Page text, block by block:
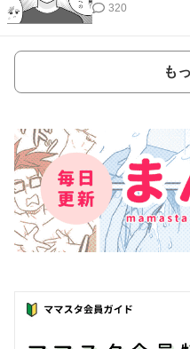
320
も